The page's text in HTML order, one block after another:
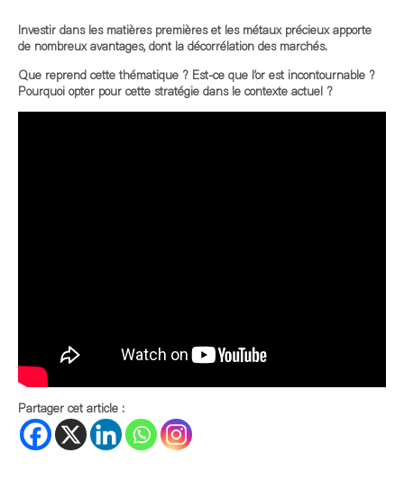
Investir dans les matières premières et les métaux précieux apporte
de nombreux avantages, dont la décorrélation des marchés.
Que reprend cette thématique ? Est-ce que l’or est incontournable ?
Pourquoi opter pour cette stratégie dans le contexte actuel ?
Partager cet article :